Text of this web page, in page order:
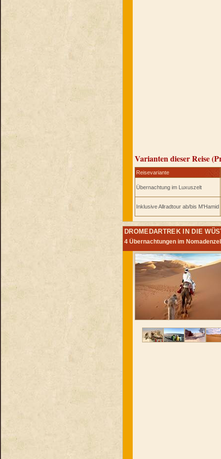
Varianten dieser Reise
Reisevariante
Übernachtung im Luxuszelt
Inklusive Allradtour ab/bis M'Hamid
DROMEDARTREK IN DIE
4 Übernachtungen im